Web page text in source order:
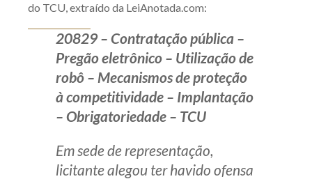
do TCU, extraído da LeiAnotada.com:
20829 – Contratação pública –
Pregão eletrônico – Utilização de
robô – Mecanismos de proteção
à competitividade – Implantação
– Obrigatoriedade – TCU
Em sede de representação,
licitante alegou ter havido ofensa